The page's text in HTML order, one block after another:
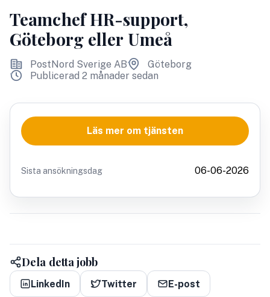
Teamchef HR-support,
Göteborg eller Umeå
PostNord Sverige AB
Göteborg
Publicerad 2 månader sedan
Läs mer om tjänsten
Sista ansökningsdag 06-06-2026
Dela detta jobb
LinkedIn Twitter E-post